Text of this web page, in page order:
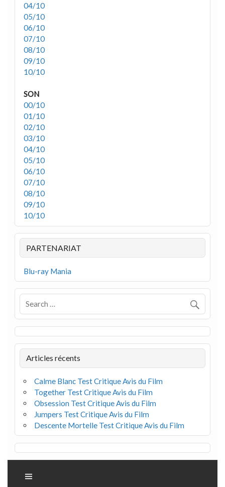
04/10
05/10
06/10
07/10
08/10
09/10
10/10
SON
00/10
01/10
02/10
03/10
04/10
05/10
06/10
07/10
08/10
09/10
10/10
PARTENARIAT
Blu-ray Mania
Articles récents
Calme Blanc Test Critique Avis du Film
Together Test Critique Avis du Film
Obsession Test Critique Avis du Film
Jumpers Test Critique Avis du Film
Descente Mortelle Test Critique Avis du Film